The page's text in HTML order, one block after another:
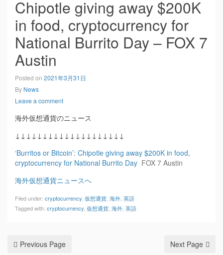
Chipotle giving away $200K
in food, cryptocurrency for
National Burrito Day – FOX 7
Austin
Posted on 2021年3月31日
By News
Leave a comment
海外仮想通貨のニュース
↓↓↓↓↓↓↓↓↓↓↓↓↓↓↓↓↓↓↓↓
‘Burritos or Bitcoin’: Chipotle giving away $200K in food,
cryptocurrency for National Burrito Day FOX 7 Austin
海外仮想通貨ニュースへ
Filed under: cryptocurrency 仮想通貨 海外 英語
Tagged with: cryptocurrency 仮想通貨 海外 英語
Previous Page Next Page